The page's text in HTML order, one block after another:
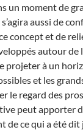
un moment de
aussi de
concept et de
autour de
projeter à un
et les
le regard des
peut apporter
ce qui a été dit